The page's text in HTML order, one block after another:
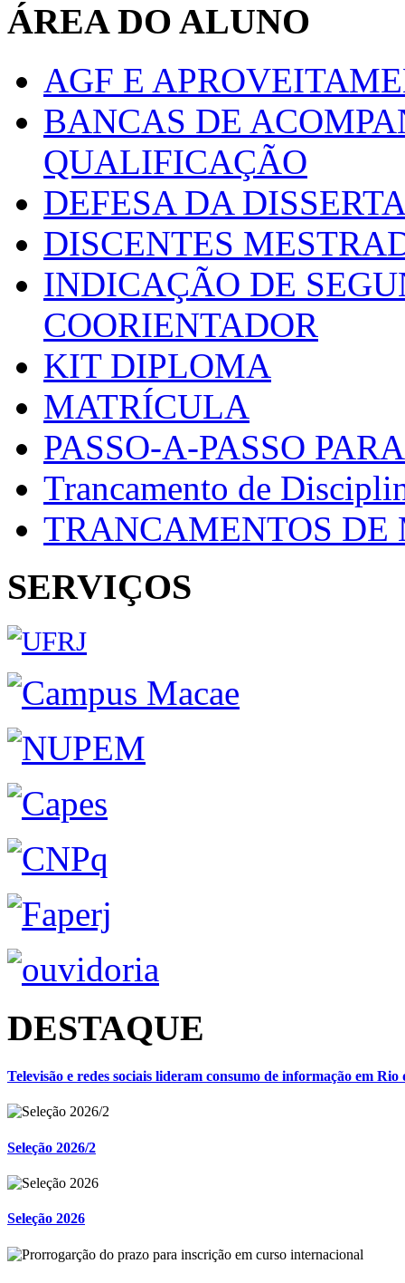
ÁREA DO ALUNO
AGF E
BANCAS DE
QUALIFICAÇÃO
DEFESA DA
DISCENTES
INDICAÇÃO DE
COORIENTADOR
KIT DIPLOMA
MATRÍCULA
PASSO-A-PASSO
Trancamento de
TRANCAMENTOS
SERVIÇOS
DESTAQUE
Televisão e redes sociais lideram consumo de informação em Rio
Seleção 2026/2
Seleção 2026